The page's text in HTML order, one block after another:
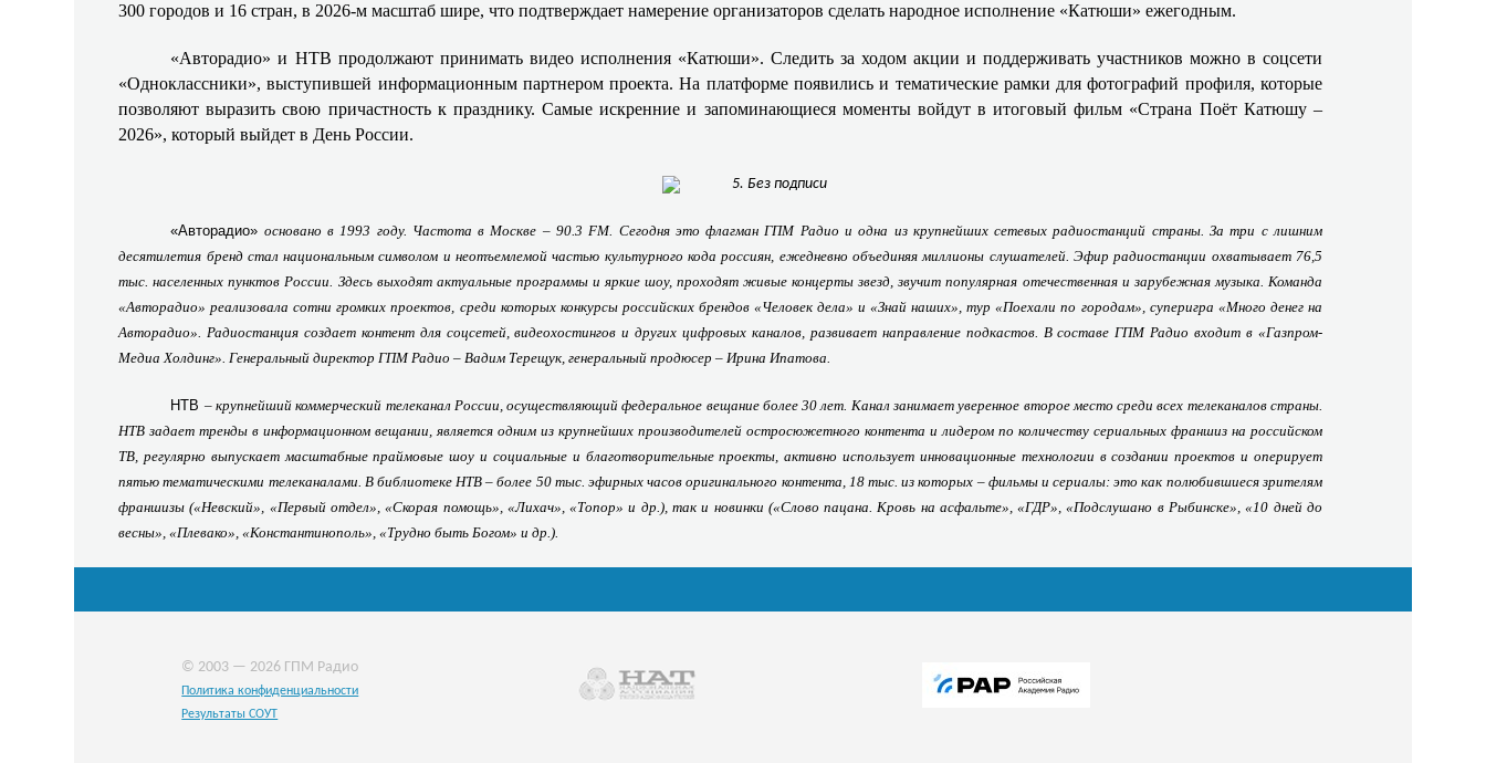
300 городов и 16 стран, в 2026‑м масштаб шире, что подтверждает намерение организаторов сделать народное исполнение «Катюши» ежегодным.
«Авторадио» и НТВ продолжают принимать видео исполнения «Катюши». Следить за ходом акции и поддерживать участников можно в соцсети
«Одноклассники», выступившей информационным партнером проекта. На платформе появились и тематические рамки для фотографий профиля, которые
позволяют выразить свою причастность к празднику. Самые искренние и запоминающиеся моменты войдут в итоговый фильм «Страна Поёт Катюшу –
2026», который выйдет в День России.
«Авторадио» основано в 1993 году. Частота в Москве – 90.3 FM. Сегодня это флагман ГПМ Радио и одна из крупнейших сетевых радиостанций страны. За три с лишним
десятилетия бренд стал национальным символом и неотъемлемой частью культурного кода россиян, ежедневно объединяя миллионы слушателей. Эфир радиостанции охватывает 76,5
тыс. населенных пунктов России. Здесь выходят актуальные программы и яркие шоу, проходят живые концерты звезд, звучит популярная отечественная и зарубежная музыка. Команда
«Авторадио» реализовала сотни громких проектов, среди которых конкурсы российских брендов «Человек дела» и «Знай наших», тур «Поехали по городам», суперигра «Много денег на
Авторадио». Радиостанция создает контент для соцсетей, видеохостингов и других цифровых каналов, развивает направление подкастов. В составе ГПМ Радио входит в «Газпром-
Медиа Холдинг». Генеральный директор ГПМ Радио – Вадим Терещук, генеральный продюсер – Ирина Ипатова.
НТВ – крупнейший коммерческий телеканал России, осуществляющий федеральное вещание более 30 лет. Канал занимает уверенное второе место среди всех телеканалов страны.
НТВ задает тренды в информационном вещании, является одним из крупнейших производителей остросюжетного контента и лидером по количеству сериальных франшиз на российском
ТВ, регулярно выпускает масштабные праймовые шоу и социальные и благотворительные проекты, активно использует инновационные технологии в создании проектов и оперирует
пятью тематическими телеканалами. В библиотеке НТВ – более 50 тыс. эфирных часов оригинального контента, 18 тыс. из которых – фильмы и сериалы: это как полюбившиеся зрителям
франшизы («Невский», «Первый отдел», «Скорая помощь», «Лихач», «Топор» и др.), так и новинки («Слово пацана. Кровь на асфальте», «ГДР», «Подслушано в Рыбинске», «10 дней до
весны», «Плевако», «Константинополь», «Трудно быть Богом» и др.).
© 2003 — 2026 ГПМ Радио
Политика конфиденциальности
Результаты СОУТ